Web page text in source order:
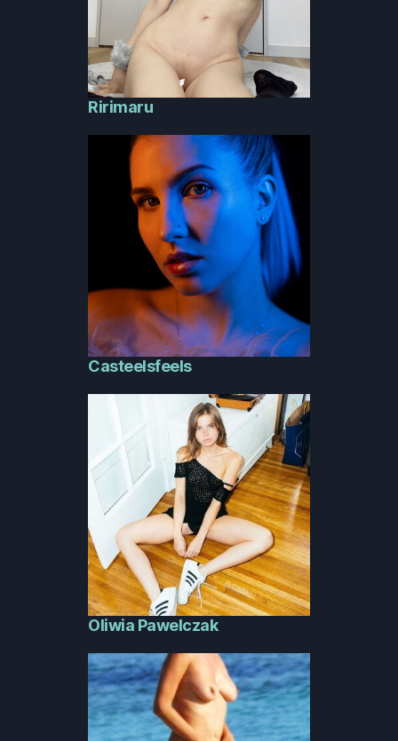
Ririmaru
Casteelsfeels
Oliwia Pawelczak